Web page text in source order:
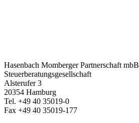
Hasen­bach Momberger Partner­schaft mbB
Steuer­be­ra­tungs­ge­sell­schaft
Alster­ufer 3
20354 Hamburg
Tel. +49 40 35019-0
Fax +49 40 35019-177